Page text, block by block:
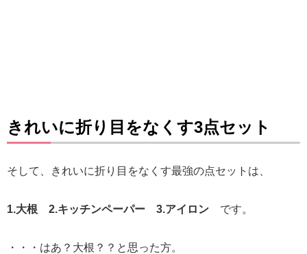
きれいに折り目をなくす3点セット
そして、きれいに折り目をなくす最強の点セットは、
1.大根 2.キッチンペーパー 3.アイロン です。
・・・はあ？大根？？と思った方。